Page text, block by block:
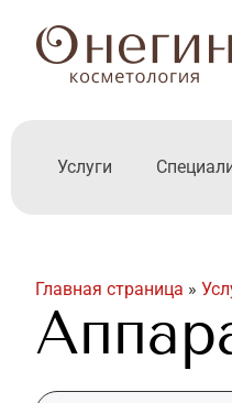
Услуги
Главная страница »